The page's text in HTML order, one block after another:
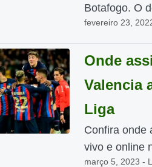
Botafogo. O
fevereiro 23,
Onde
Valencia
Liga
Confira onde
vivo e online
março 5, 2023 -